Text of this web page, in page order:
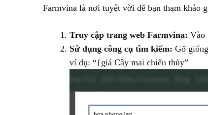
Farmvina là nơi tuyệt vời để bạn tham khảo
Truy cập trang web Farmvina: Vào
Sử dụng công cụ tìm kiếm: Gõ
ví dụ: “{giá Cây mai chiếu thủy”